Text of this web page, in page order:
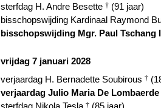
sterfdag H. Andre Besette † (91 jaar)
bisschopswijding Kardinaal Raymond
bisschopswijding Mgr. Paul Tschang
vrijdag 7 januari 2028
verjaardag H. Bernadette Soubirous †
verjaardag Julio Maria De Lombaerde
sterfdag Nikola Tesla † (85 jaar)